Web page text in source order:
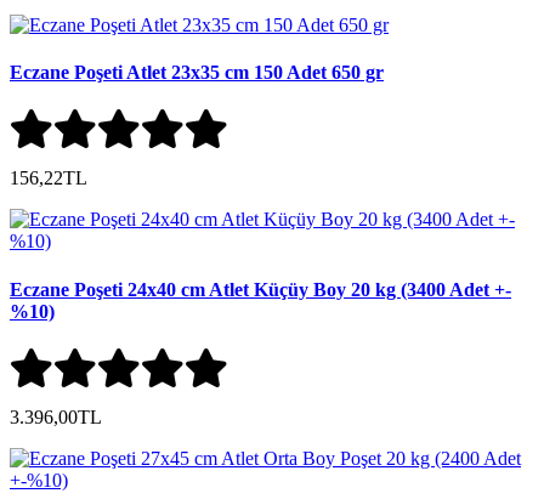
Eczane Poşeti Atlet 23x35 cm 150 Adet 650 gr
156,22TL
Eczane Poşeti 24x40 cm Atlet Küçüy Boy 20 kg (3400 Adet +-
%10)
3.396,00TL